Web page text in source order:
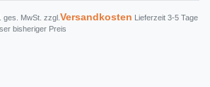
ges. MwSt. zzgl. Versandkosten Lieferzeit 3-5 Tage
bisheriger Preis